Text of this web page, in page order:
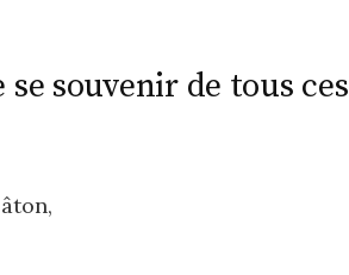
souvenir de tous ces